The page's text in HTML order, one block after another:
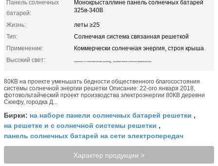
Панель солнечных
батарей:
Монокрысталлине панель солнечных батарей
325в-340В
Жизнь:
леты ≥25
Тип:
Солнечная система связанная решеткой
Применение:
Коммерчески солнечная энергия, строя крыша
Высокий свет:
на решетке и с солнечной системы решетки , на наборе панели солнечных батарей решетки
80КВ на проекте уменьшать бедности общественного благосостояния
системы солнечной энергии решетки Описание: 22-ого января 2018,
фотовольтайческий проект производства электроэнергии 80КВ деревни
Сюефу, городка Д...
Бирки: на наборе панели солнечных батарей решетки ,
на решетке и с солнечной системы решетки ,
панель солнечных батарей на сети электропередач
Характер продукции >